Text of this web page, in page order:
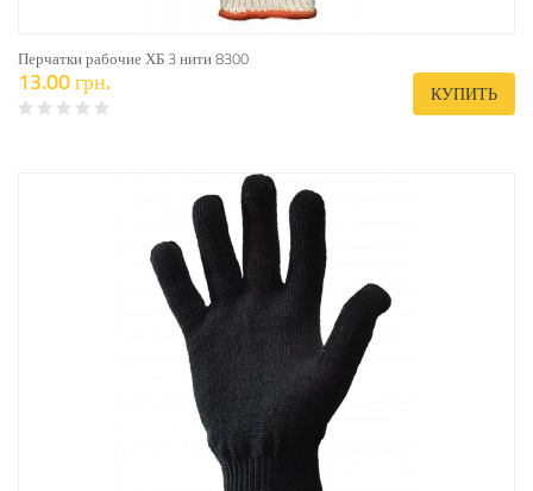
Перчатки рабочие ХБ 3 нити 8300
13.00 грн. КУПИТЬ